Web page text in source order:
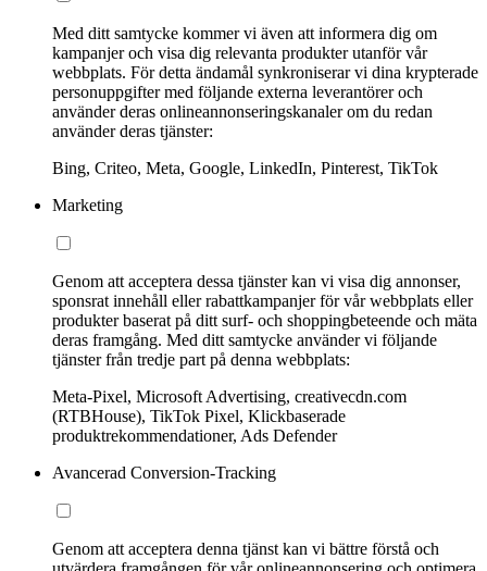
Med ditt samtycke kommer vi även att informera dig om
kampanjer och visa dig relevanta produkter utanför vår
webbplats. För detta ändamål synkroniserar vi dina krypterade
personuppgifter med följande externa leverantörer och
använder deras onlineannonseringskanaler om du redan
använder deras tjänster:
Bing, Criteo, Meta, Google, LinkedIn, Pinterest, TikTok
Marketing
Genom att acceptera dessa tjänster kan vi visa dig annonser,
sponsrat innehåll eller rabattkampanjer för vår webbplats eller
produkter baserat på ditt surf- och shoppingbeteende och mäta
deras framgång. Med ditt samtycke använder vi följande
tjänster från tredje part på denna webbplats:
Meta-Pixel, Microsoft Advertising, creativecdn.com
(RTBHouse), TikTok Pixel, Klickbaserade
produktrekommendationer, Ads Defender
Avancerad Conversion-Tracking
Genom att acceptera denna tjänst kan vi bättre förstå och